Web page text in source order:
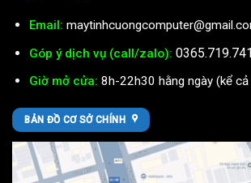
Email:
Góp ý dịch vụ (call/zalo): 0365.719.741
Giờ mở cửa: 8h-22h30 hằng ngày (kể
BẢN ĐỒ CƠ SỞ CHÍNH